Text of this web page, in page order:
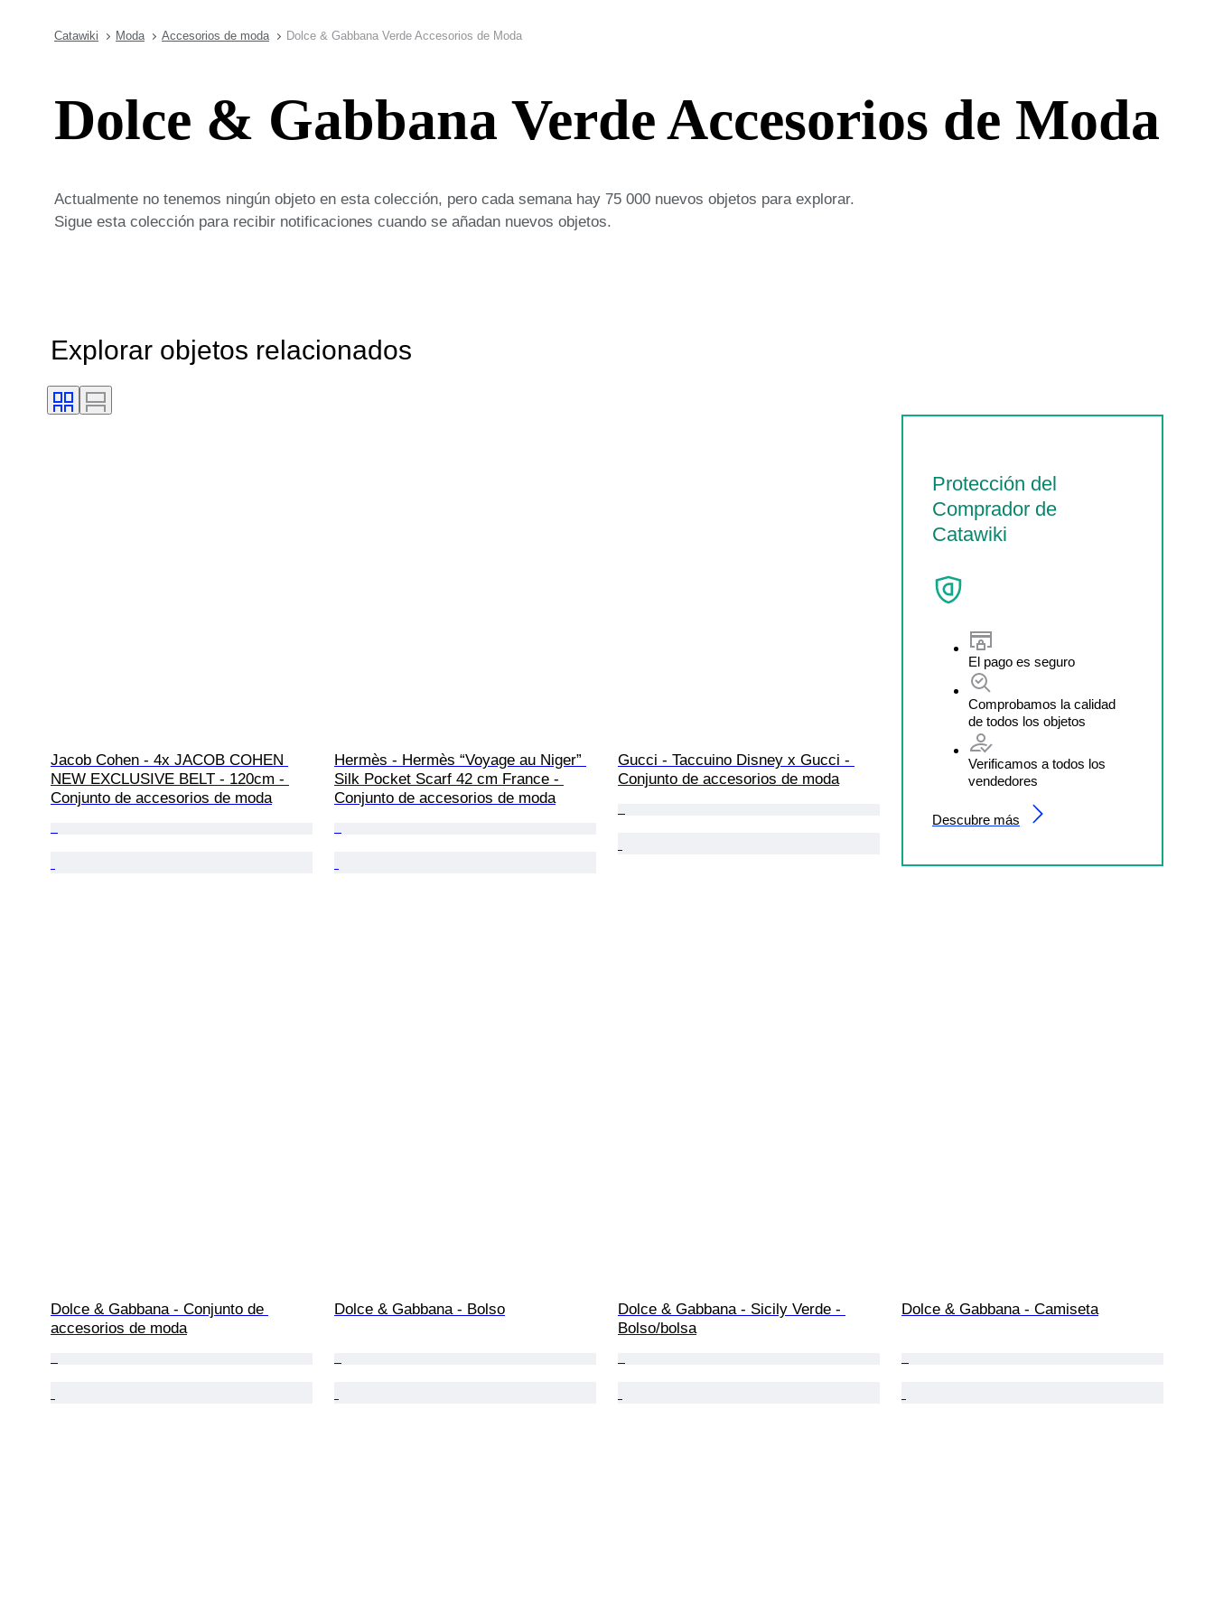
Catawiki Moda Accesorios de moda Dolce & Gabbana Verde Accesorios de Moda
Dolce & Gabbana Verde Accesorios de Moda
Actualmente no tenemos ningún objeto en esta colección, pero cada semana hay 75 000 nuevos objetos para explorar.
Sigue esta colección para recibir notificaciones cuando se añadan nuevos objetos.
Explorar objetos relacionados
Protección del
Comprador de
Catawiki
El pago es seguro
Comprobamos la calidad
de todos los objetos
Verificamos a todos los
vendedores
Descubre más
Jacob Cohen - 4x JACOB COHEN
NEW EXCLUSIVE BELT - 120cm -
Conjunto de accesorios de moda
Hermès - Hermès “Voyage au Niger”
Silk Pocket Scarf 42 cm France -
Conjunto de accesorios de moda
Gucci - Taccuino Disney x Gucci -
Conjunto de accesorios de moda
Dolce & Gabbana - Conjunto de
accesorios de moda
Dolce & Gabbana - Bolso
Dolce & Gabbana - Sicily Verde -
Bolso/bolsa
Dolce & Gabbana - Camiseta